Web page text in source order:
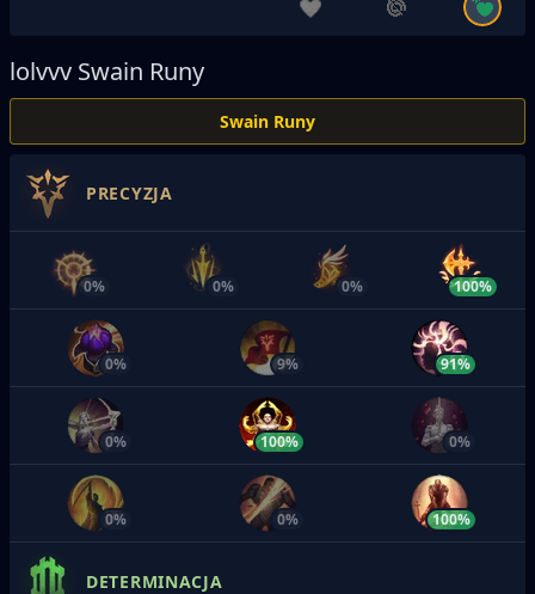
lolvvv Swain Runy
Swain Runy
PRECYZJA
0% 0% 0% 100%
0% 9% 91%
0% 100% 0%
0% 0% 100%
DETERMINACJA